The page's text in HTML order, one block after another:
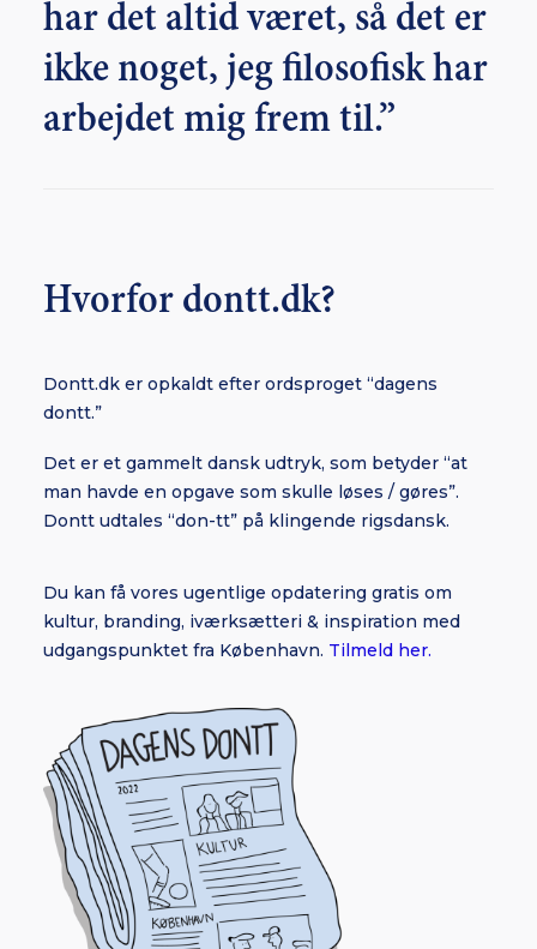
har det altid været, så det er
ikke noget, jeg filosofisk har
arbejdet mig frem til.”
Hvorfor dontt.dk?
Dontt.dk er opkaldt efter ordsproget “dagens
dontt.”
Det er et gammelt dansk udtryk, som betyder “at
man havde en opgave som skulle løses / gøres”.
Dontt udtales “don-tt” på klingende rigsdansk.
Du kan få vores ugentlige opdatering gratis om
kultur, branding, iværksætteri & inspiration med
udgangspunktet fra København. Tilmeld her.